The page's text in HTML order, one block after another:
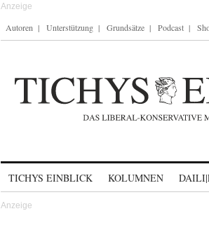
Autoren Unterstützung Grundsätze Podcast
TICHYS EINBLICK KOLUMNEN